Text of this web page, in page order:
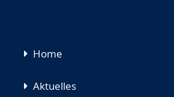
Navigation
Home
Aktuelles